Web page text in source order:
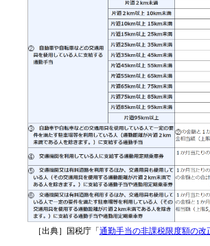
［出典］国税庁「 通勤手当の非課税限度額の改